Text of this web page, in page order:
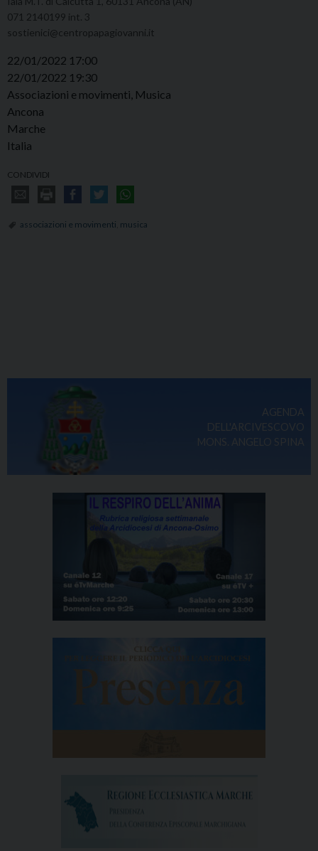
071 2140199 int. 3
sostienici@centropapagiovanni.it
22/01/2022 17:00
22/01/2022 19:30
Associazioni e movimenti, Musica
Ancona
Marche
Italia
CONDIVIDI
associazioni e movimenti musica
AGENDA
DELL'ARCIVESCOVO
MONS. ANGELO SPINA